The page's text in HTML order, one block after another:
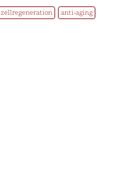
zellregeneration
anti-aging